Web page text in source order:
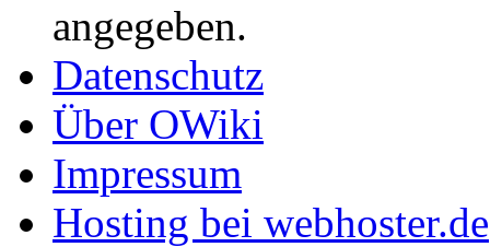
angegeben.
Datenschutz
Über OWiki
Impressum
Hosting bei webhoster.de